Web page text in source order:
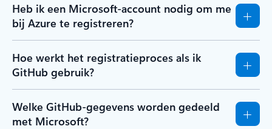
Heb ik een Microsoft-account nodig om me
bij Azure te registreren?
Hoe werkt het registratieproces als ik
GitHub gebruik?
Welke GitHub-gegevens worden gedeeld
met Microsoft?